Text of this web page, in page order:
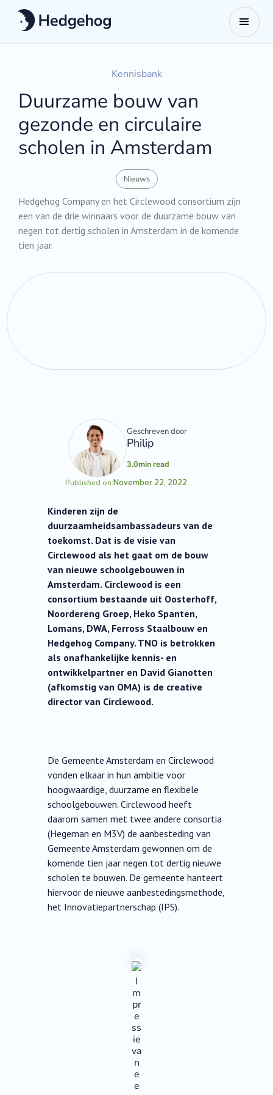
Kennisbank
Duurzame bouw van
gezonde en circulaire
scholen in Amsterdam
Nieuws
Hedgehog Company en het Circlewood consortium zijn
een van de drie winnaars voor de duurzame bouw van
negen tot dertig scholen in Amsterdam in de komende
tien jaar.
Geschreven door
Philip
3.0min read
Published on:November 22, 2022
Kinderen zijn de
duurzaamheidsambassadeurs van de
toekomst. Dat is de visie van
Circlewood als het gaat om de bouw
van nieuwe schoolgebouwen in
Amsterdam. Circlewood is een
consortium bestaande uit Oosterhoff,
Noordereng Groep, Heko Spanten,
Lomans, DWA, Ferross Staalbouw en
Hedgehog Company. TNO is betrokken
als onafhankelijke kennis- en
ontwikkelpartner en David Gianotten
(afkomstig van OMA) is de creative
director van Circlewood.
De Gemeente Amsterdam en Circlewood
vonden elkaar in hun ambitie voor
hoogwaardige, duurzame en flexibele
schoolgebouwen. Circlewood heeft
daarom samen met twee andere consortia
(Hegeman en M3V) de aanbesteding van
Gemeente Amsterdam gewonnen om de
komende tien jaar negen tot dertig nieuwe
scholen te bouwen. De gemeente hanteert
hiervoor de nieuwe aanbestedingsmethode,
het Innovatiepartnerschap (IPS).
I
m
pr
e
ss
ie
va
n
e
e